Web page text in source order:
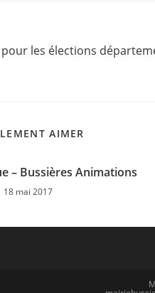
les élections
AIMER
– Bussières Animations
18 mai 2017